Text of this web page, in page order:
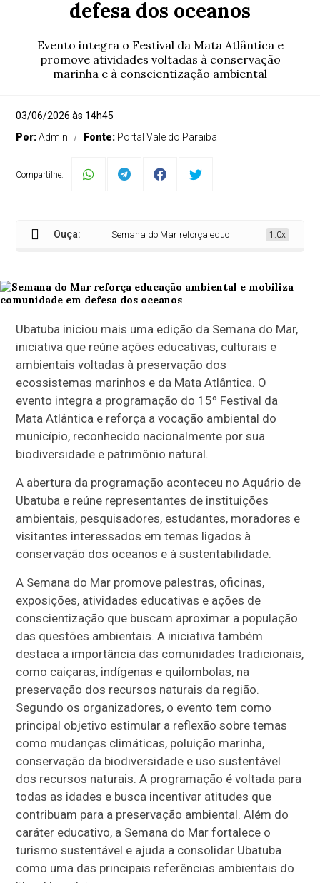
defesa dos oceanos
Evento integra o Festival da Mata Atlântica e
promove atividades voltadas à conservação
marinha e à conscientização ambiental
03/06/2026 às 14h45
Por:Admin Fonte: Portal Vale do Paraiba
Compartilhe:
Ouça: Semana do Mar reforça educação ambiental e
1.0x
Ubatuba iniciou mais uma edição da Semana do Mar,
iniciativa que reúne ações educativas, culturais e
ambientais voltadas à preservação dos
ecossistemas marinhos e da Mata Atlântica. O
evento integra a programação do 15º Festival da
Mata Atlântica e reforça a vocação ambiental do
município, reconhecido nacionalmente por sua
biodiversidade e patrimônio natural.
A abertura da programação aconteceu no Aquário de
Ubatuba e reúne representantes de instituições
ambientais, pesquisadores, estudantes, moradores e
visitantes interessados em temas ligados à
conservação dos oceanos e à sustentabilidade.
A Semana do Mar promove palestras, oficinas,
exposições, atividades educativas e ações de
conscientização que buscam aproximar a população
das questões ambientais. A iniciativa também
destaca a importância das comunidades tradicionais,
como caiçaras, indígenas e quilombolas, na
preservação dos recursos naturais da região.
Segundo os organizadores, o evento tem como
principal objetivo estimular a reflexão sobre temas
como mudanças climáticas, poluição marinha,
conservação da biodiversidade e uso sustentável
dos recursos naturais. A programação é voltada para
todas as idades e busca incentivar atitudes que
contribuam para a preservação ambiental. Além do
caráter educativo, a Semana do Mar fortalece o
turismo sustentável e ajuda a consolidar Ubatuba
como uma das principais referências ambientais do